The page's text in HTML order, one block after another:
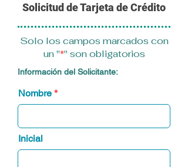
Solicitud de Tarjeta de Crédito
Solo los campos marcados con
un "*" son obligatorios
Información del Solicitante:
Nombre
Inicial